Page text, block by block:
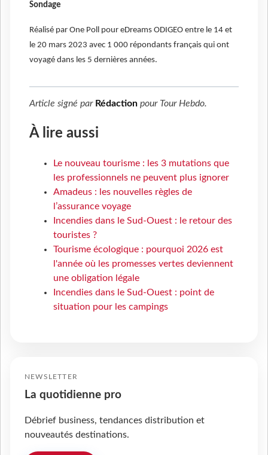
Sondage
Réalisé par One Poll pour eDreams ODIGEO entre le 14 et
le 20 mars 2023 avec 1 000 répondants français qui ont
voyagé dans les 5 dernières années.
Article signé par Rédaction pour Tour Hebdo.
À lire aussi
Le nouveau tourisme : les 3 mutations que
les professionnels ne peuvent plus ignorer
Amadeus : les nouvelles règles de
l’assurance voyage
Incendies dans le Sud-Ouest : le retour des
touristes ?
Tourisme écologique : pourquoi 2026 est
l'année où les promesses vertes deviennent
une obligation légale
Incendies dans le Sud-Ouest : point de
situation pour les campings
NEWSLETTER
La quotidienne pro
Débrief business, tendances distribution et
nouveautés destinations.